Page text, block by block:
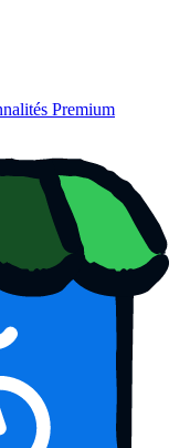
Premium